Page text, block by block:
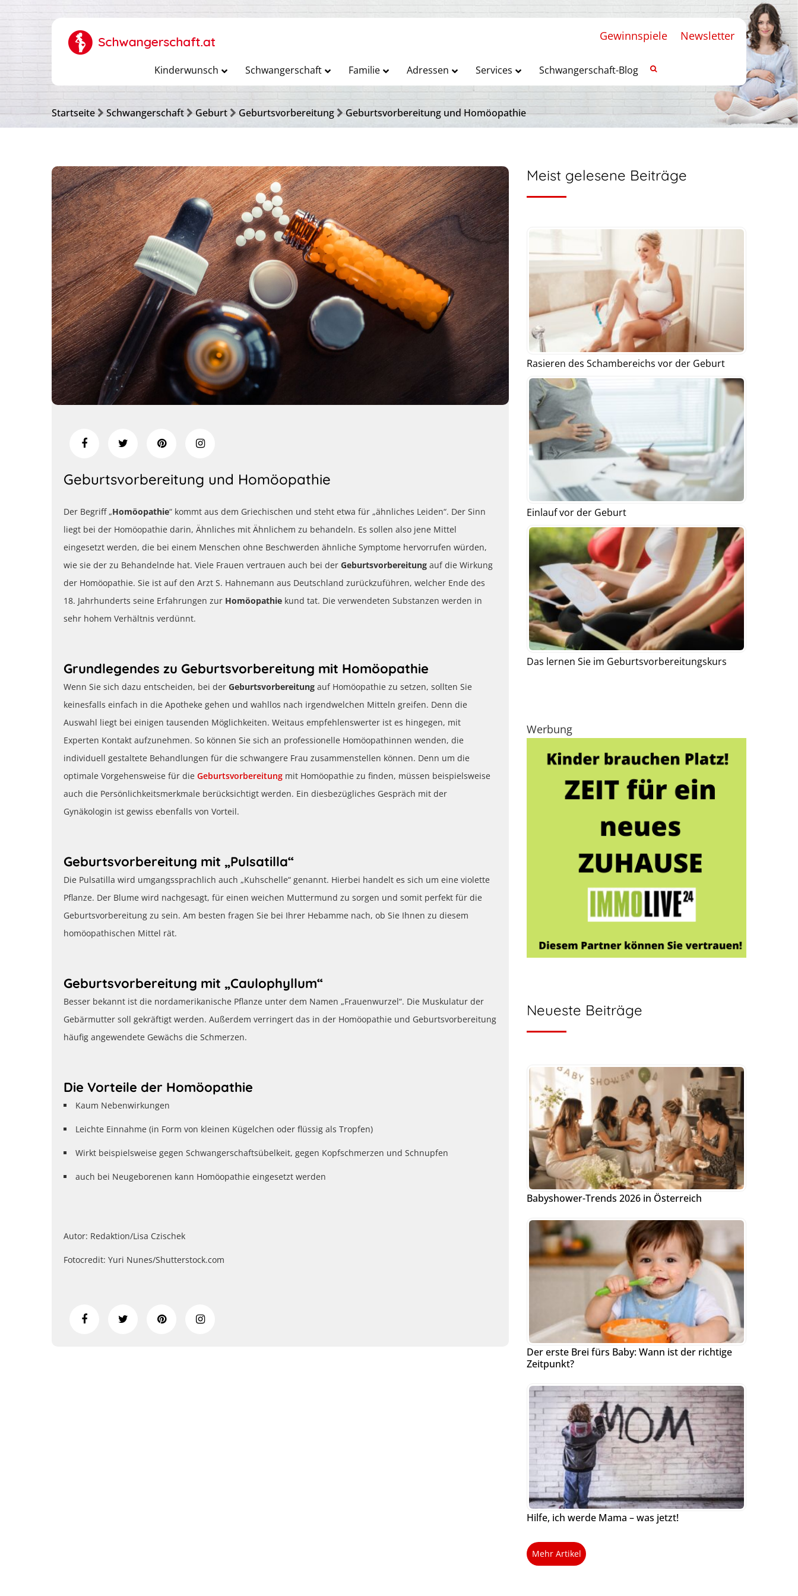
Gewinnspiele Newsletter
Kinderwunsch Schwangerschaft Familie Adressen Services Schwangerschaft-Blog
Startseite Schwangerschaft Geburt Geburtsvorbereitung Geburtsvorbereitung und Homöopathie
Geburtsvorbereitung und Homöopathie
Der Begriff „Homöopathie“ kommt aus dem Griechischen und steht etwa für „ähnliches Leiden“. Der Sinn
liegt bei der Homöopathie darin, Ähnliches mit Ähnlichem zu behandeln. Es sollen also jene Mittel
eingesetzt werden, die bei einem Menschen ohne Beschwerden ähnliche Symptome hervorrufen würden,
wie sie der zu Behandelnde hat. Viele Frauen vertrauen auch bei der Geburtsvorbereitung auf die Wirkung
der Homöopathie. Sie ist auf den Arzt S. Hahnemann aus Deutschland zurückzuführen, welcher Ende des
18. Jahrhunderts seine Erfahrungen zur Homöopathie kund tat. Die verwendeten Substanzen werden in
sehr hohem Verhältnis verdünnt.
Grundlegendes zu Geburtsvorbereitung mit Homöopathie
Wenn Sie sich dazu entscheiden, bei der Geburtsvorbereitung auf Homöopathie zu setzen, sollten Sie
keinesfalls einfach in die Apotheke gehen und wahllos nach irgendwelchen Mitteln greifen. Denn die
Auswahl liegt bei einigen tausenden Möglichkeiten. Weitaus empfehlenswerter ist es hingegen, mit
Experten Kontakt aufzunehmen. So können Sie sich an professionelle Homöopathinnen wenden, die
individuell gestaltete Behandlungen für die schwangere Frau zusammenstellen können. Denn um die
optimale Vorgehensweise für die Geburtsvorbereitung mit Homöopathie zu finden, müssen beispielsweise
auch die Persönlichkeitsmerkmale berücksichtigt werden. Ein diesbezügliches Gespräch mit der
Gynäkologin ist gewiss ebenfalls von Vorteil.
Geburtsvorbereitung mit „Pulsatilla“
Die Pulsatilla wird umgangssprachlich auch „Kuhschelle“ genannt. Hierbei handelt es sich um eine violette
Pflanze. Der Blume wird nachgesagt, für einen weichen Muttermund zu sorgen und somit perfekt für die
Geburtsvorbereitung zu sein. Am besten fragen Sie bei Ihrer Hebamme nach, ob Sie Ihnen zu diesem
homöopathischen Mittel rät.
Geburtsvorbereitung mit „Caulophyllum“
Besser bekannt ist die nordamerikanische Pflanze unter dem Namen „Frauenwurzel“. Die Muskulatur der
Gebärmutter soll gekräftigt werden. Außerdem verringert das in der Homöopathie und Geburtsvorbereitung
häufig angewendete Gewächs die Schmerzen.
Die Vorteile der Homöopathie
Kaum Nebenwirkungen
Leichte Einnahme (in Form von kleinen Kügelchen oder flüssig als Tropfen)
Wirkt beispielsweise gegen Schwangerschaftsübelkeit, gegen Kopfschmerzen und Schnupfen
auch bei Neugeborenen kann Homöopathie eingesetzt werden
Autor: Redaktion/Lisa Czischek
Fotocredit: Yuri Nunes/Shutterstock.com
Meist gelesene Beiträge
Rasieren des Schambereichs vor der Geburt
Einlauf vor der Geburt
Das lernen Sie im Geburtsvorbereitungskurs
Werbung
Neueste Beiträge
Babyshower-Trends 2026 in Österreich
Der erste Brei fürs Baby: Wann ist der richtige
Zeitpunkt?
Hilfe, ich werde Mama – was jetzt!
Mehr Artikel